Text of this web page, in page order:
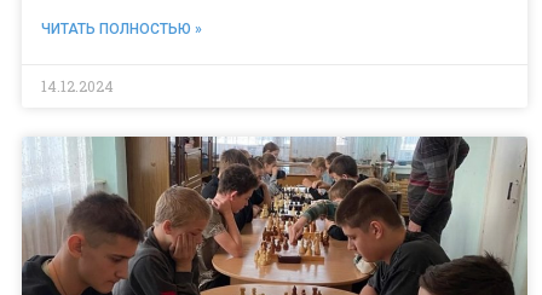
ЧИТАТЬ ПОЛНОСТЬЮ »
14.12.2024